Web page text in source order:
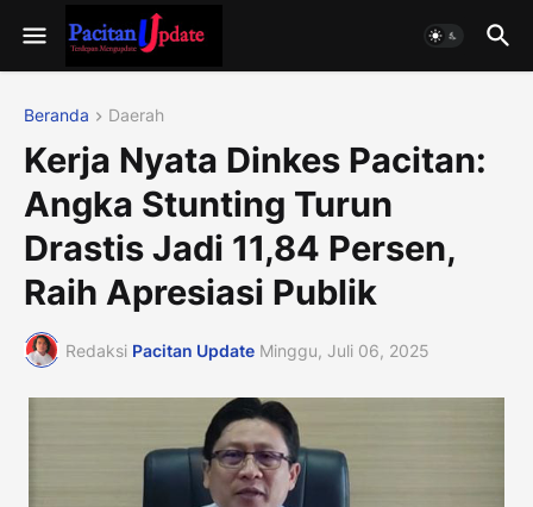
Beranda Daerah
Kerja Nyata Dinkes Pacitan:
Angka Stunting Turun
Drastis Jadi 11,84 Persen,
Raih Apresiasi Publik
Redaksi Pacitan Update Minggu, Juli 06, 2025